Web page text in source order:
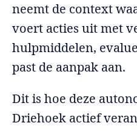
neemt de context
voert acties uit met
hulpmiddelen,
past de aanpak aan.
Dit is hoe deze
Driehoek actief